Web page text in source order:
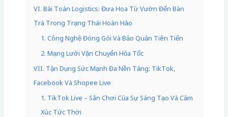
VI. Bài Toán Logistics: Đưa Hoa Từ Vườn Đến Bàn
Trà Trong Trạng Thái Hoàn Hảo
1. Công Nghệ Đóng Gói Và Bảo Quản Tiên Tiến
2. Mạng Lưới Vận Chuyển Hỏa Tốc
VII. Tận Dụng Sức Mạnh Đa Nền Tảng: TikTok,
Facebook Và Shopee Live
1. TikTok Live – Sân Chơi Của Sự Sáng Tạo Và Cảm
Xúc Tức Thời